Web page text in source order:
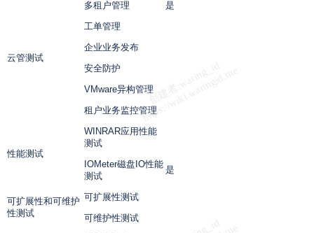
云管测试
多租户管理
是
工单管理
企业业务发布
安全防护
VMware异构管理
租户业务监控管理
性能测试
WINRAR应用性能
测试
IOMeter磁盘 IO性能
测试
是
可扩展性和可维护
性测试
可扩展性测试
可维护性测试